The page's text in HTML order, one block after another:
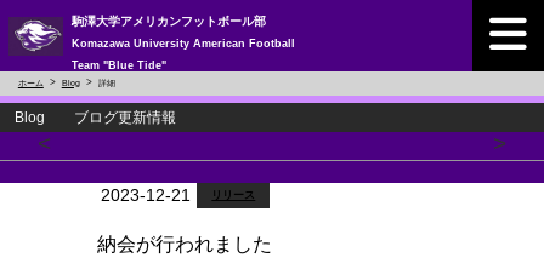
駒澤大学アメリカンフットボール部
Komazawa University American Football
Team "Blue Tide"
ホーム Blog 詳細
Blog ブログ更新情報
< >
2023-12-21 リリース
納会が行われました